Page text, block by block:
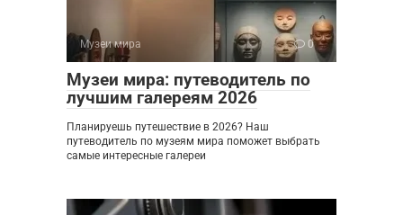
Музеи мира 0
Музеи мира: путеводитель по
лучшим галереям 2026
Планируешь путешествие в 2026? Наш
путеводитель по музеям мира поможет выбрать
самые интересные галереи